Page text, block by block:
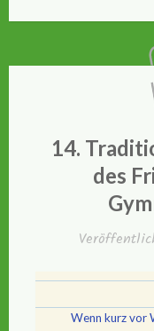
14.
des
Wenn kurz vor